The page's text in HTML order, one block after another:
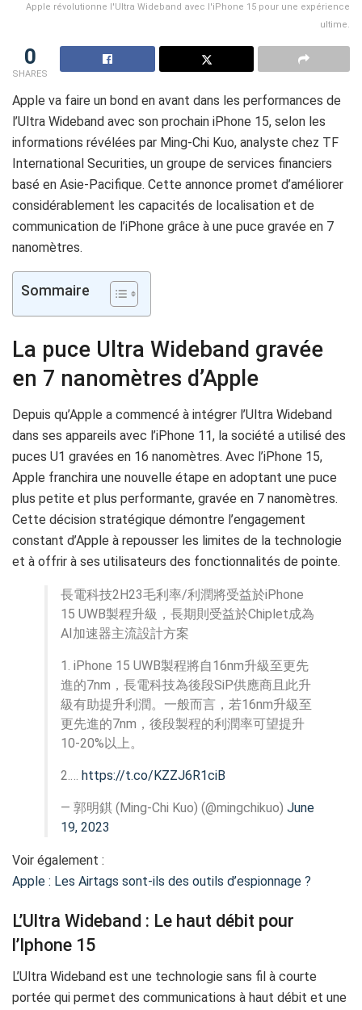
Apple révolutionne l'Ultra Wideband avec l'iPhone 15 pour une expérience
ultime.
0
SHARES
Apple va faire un bond en avant dans les performances de
l’Ultra Wideband avec son prochain iPhone 15, selon les
informations révélées par Ming-Chi Kuo, analyste chez TF
International Securities, un groupe de services financiers
basé en Asie-Pacifique. Cette annonce promet d’améliorer
considérablement les capacités de localisation et de
communication de l’iPhone grâce à une puce gravée en 7
nanomètres.
Sommaire
La puce Ultra Wideband gravée
en 7 nanomètres d’Apple
Depuis qu’Apple a commencé à intégrer l’Ultra Wideband
dans ses appareils avec l’iPhone 11, la société a utilisé des
puces U1 gravées en 16 nanomètres. Avec l’iPhone 15,
Apple franchira une nouvelle étape en adoptant une puce
plus petite et plus performante, gravée en 7 nanomètres.
Cette décision stratégique démontre l’engagement
constant d’Apple à repousser les limites de la technologie
et à offrir à ses utilisateurs des fonctionnalités de pointe.
長電科技2H23毛利率/利潤將受益於iPhone
15 UWB製程升級，長期則受益於Chiplet成為
AI加速器主流設計方案
1. iPhone 15 UWB製程將自16nm升級至更先
進的7nm，長電科技為後段SiP供應商且此升
級有助提升利潤。一般而言，若16nm升級至
更先進的7nm，後段製程的利潤率可望提升
10-20%以上。
2.… https://t.co/KZZJ6R1ciB
— 郭明錤 (Ming-Chi Kuo) (@mingchikuo) June
19, 2023
Voir également :
Apple : Les Airtags sont-ils des outils d’espionnage ?
L’Ultra Wideband : Le haut débit pour
l’Iphone 15
L’Ultra Wideband est une technologie sans fil à courte
portée qui permet des communications à haut débit et une